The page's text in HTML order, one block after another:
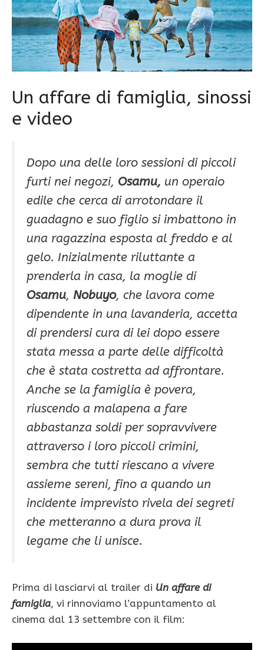
Un affare di famiglia, sinossi
e video
Dopo una delle loro sessioni di piccoli
furti nei negozi, Osamu, un operaio
edile che cerca di arrotondare il
guadagno e suo figlio si imbattono in
una ragazzina esposta al freddo e al
gelo. Inizialmente riluttante a
prenderla in casa, la moglie di
Osamu, Nobuyo, che lavora come
dipendente in una lavanderia, accetta
di prendersi cura di lei dopo essere
stata messa a parte delle difficoltà
che è stata costretta ad affrontare.
Anche se la famiglia è povera,
riuscendo a malapena a fare
abbastanza soldi per sopravvivere
attraverso i loro piccoli crimini,
sembra che tutti riescano a vivere
assieme sereni, fino a quando un
incidente imprevisto rivela dei segreti
che metteranno a dura prova il
legame che li unisce.
Prima di lasciarvi al trailer di Un affare di
famiglia, vi rinnoviamo l’appuntamento al
cinema dal 13 settembre con il film: